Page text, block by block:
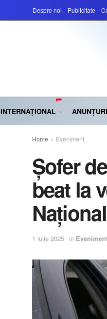
Despre noi Publicitate
INTERNAȚIONAL ANUNȚURI
Home Eveniment
Șofer
beat la
1 iulie 2025 in